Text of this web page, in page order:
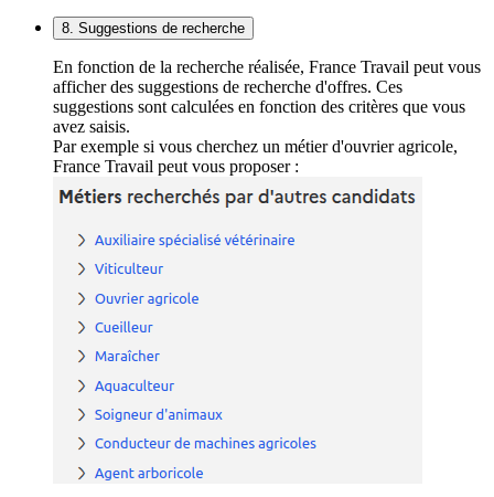
8. Suggestions de recherche
En fonction de la recherche réalisée, France Travail peut vous
afficher des suggestions de recherche d'offres. Ces
suggestions sont calculées en fonction des critères que vous
avez saisis.
Par exemple si vous cherchez un métier d'ouvrier agricole,
France Travail peut vous proposer :